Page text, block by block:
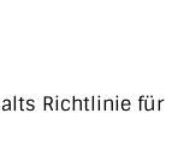
Richtlinie für